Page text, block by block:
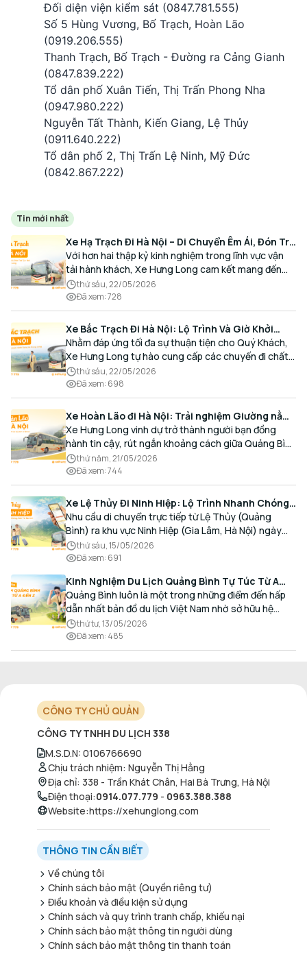
Đối diện viện kiểm sát (0847.781.555)
Số 5 Hùng Vương, Bố Trạch, Hoàn Lão
(0919.206.555)
Thanh Trạch, Bố Trạch - Đường ra Cảng Gianh
(0847.839.222)
Tổ dân phố Xuân Tiến, Thị Trấn Phong Nha
(0947.980.222)
Nguyễn Tất Thành, Kiến Giang, Lệ Thủy
(0911.640.222)
Tổ dân phố 2, Thị Trấn Lệ Ninh, Mỹ Đức
(0842.867.222)
Tin mới nhất
Xe Hạ Trạch Đi Hà Nội – Di Chuyển Êm Ái, Đón Trả
Tận Nơi Cùng Xe Hưng Long
Với hơn hai thập kỷ kinh nghiệm trong lĩnh vực vận
tải hành khách, Xe Hưng Long cam kết mang đến
cho Quý Khách một hành trình di chuyển trọn vẹn,
thoải mái và đúng giờ.
thứ sáu, 22/05/2026
Đã xem:728
Xe Bắc Trạch Đi Hà Nội: Lộ Trình Và Giờ Khởi
Hành Cùng Xe Hưng Long
Nhằm đáp ứng tối đa sự thuận tiện cho Quý Khách,
Xe Hưng Long tự hào cung cấp các chuyến đi chất
lượng cao, an toàn với lịch trình linh hoạt mỗi ngày.
thứ sáu, 22/05/2026
Đã xem: 698
Xe Hoàn Lão đi Hà Nội: Trải nghiệm Giường nằm
Cao cấp, Đón trả Tận nơi
Xe Hưng Long vinh dự trở thành người bạn đồng
hành tin cậy, rút ngắn khoảng cách giữa Quảng Bình
và Thủ đô bằng chất lượng dịch vụ chuẩn mực.
thứ năm, 21/05/2026
Đã xem:744
Xe Lệ Thủy Đi Ninh Hiệp: Lộ Trình Nhanh Chóng,
Đón Trả Tận Nơi
Nhu cầu di chuyển trực tiếp từ Lệ Thủy (Quảng
Bình) ra khu vực Ninh Hiệp (Gia Lâm, Hà Nội) ngày
càng gia tăng, đặc biệt đối với các hành khách có
nhu cầu giao thương, kinh doanh và mua sắm.
thứ sáu, 15/05/2026
Đã xem: 691
Kinh Nghiệm Du Lịch Quảng Bình Tự Túc Từ A
Đến Z Chi Tiết Nhất
Quảng Bình luôn là một trong những điểm đến hấp
dẫn nhất bản đồ du lịch Việt Nam nhờ sở hữu hệ
thống hang động kỳ vĩ, những bãi biển hoang sơ và
nét ẩm thực đậm đà bản sắc.
thứ tư, 13/05/2026
Đã xem: 485
CÔNG TY CHỦ QUẢN
CÔNG TY TNHH DU LỊCH 338
M.S.D.N: 0106766690
Chịu trách nhiệm: Nguyễn Thị Hằng
Địa chỉ: 338 - Trần Khát Chân, Hai Bà Trưng, Hà Nội
Điện thoại:0914.077.779 - 0963.388.388
Website:https://xehunglong.com
THÔNG TIN CẦN BIẾT
Về chúng tôi
Chính sách bảo mật (Quyền riêng tư)
Điều khoản và điều kiện sử dụng
Chính sách và quy trình tranh chấp, khiếu nại
Chính sách bảo mật thông tin người dùng
Chính sách bảo mật thông tin thanh toán